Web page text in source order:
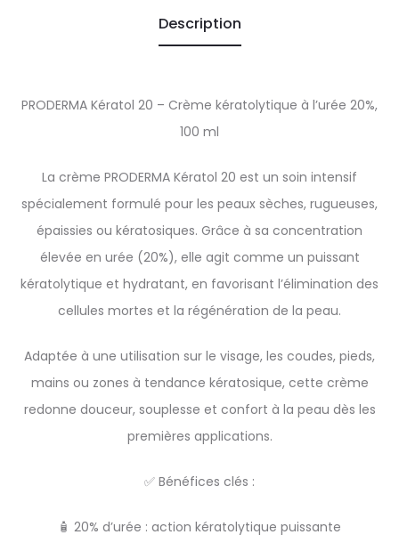
Description
PRODERMA Kératol 20 – Crème kératolytique à l’urée 20%,
100 ml
La crème PRODERMA Kératol 20 est un soin intensif
spécialement formulé pour les peaux sèches, rugueuses,
épaissies ou kératosiques. Grâce à sa concentration
élevée en urée (20%), elle agit comme un puissant
kératolytique et hydratant, en favorisant l’élimination des
cellules mortes et la régénération de la peau.
Adaptée à une utilisation sur le visage, les coudes, pieds,
mains ou zones à tendance kératosique, cette crème
redonne douceur, souplesse et confort à la peau dès les
premières applications.
✅ Bénéfices clés :
🧴 20% d’urée : action kératolytique puissante